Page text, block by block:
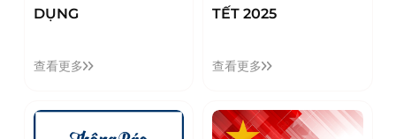
DỤNG
查看更多
TẾT 2025
查看更多